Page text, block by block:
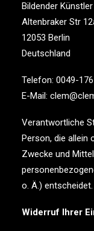
Bildender Künstler
Altenbraker Str
12053 Berlin
Deutschland
Telefon: 0049-
E-Mail:
Verantwortliche
Person, die allein
Zwecke und
o. Ä.) entscheidet.
Widerruf Ihrer